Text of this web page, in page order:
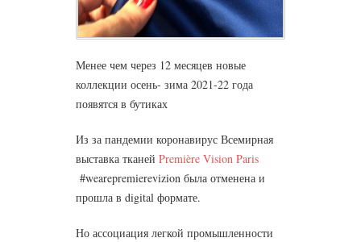
Менее чем через 12 месяцев новые
коллекции осень- зима 2021-22 года
появятся в бутиках
Из за пандемии коронавирус Всемирная
выставка тканей Première Vision Paris
#wearepremierevizion была отменена и
прошла в digital формате.
Но ассоциация легкой промышленности